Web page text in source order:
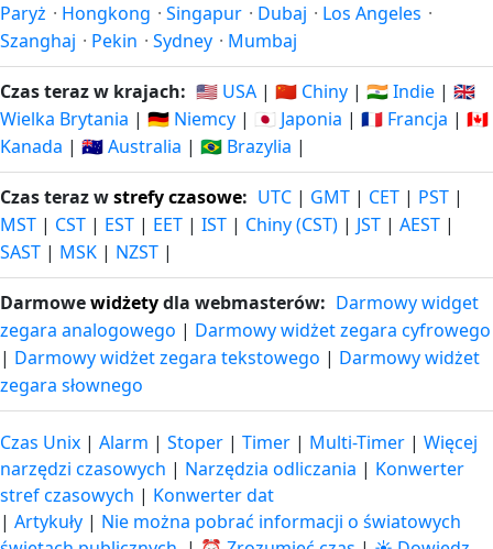
Paryż · Hongkong · Singapur · Dubaj · Los Angeles ·
Szanghaj · Pekin · Sydney · Mumbaj
Czas teraz w krajach: 🇺🇸 USA | 🇨🇳 Chiny | 🇮🇳 Indie | 🇬🇧
Wielka Brytania | 🇩🇪 Niemcy | 🇯🇵 Japonia | 🇫🇷 Francja | 🇨🇦
Kanada | 🇦🇺 Australia | 🇧🇷 Brazylia |
Czas teraz wstrefy czasowe: UTC | GMT | CET | PST |
MST | CST | EST | EET | IST | Chiny (CST) | JST | AEST |
SAST | MSK | NZST |
Darmowewidżetydla webmasterów: Darmowy widget
zegara analogowego | Darmowy widżet zegara cyfrowego
| Darmowy widżet zegara tekstowego | Darmowy widżet
zegara słownego
Czas Unix | Alarm | Stoper | Timer | Multi-Timer | Więcej
narzędzi czasowych | Narzędzia odliczania | Konwerter
stref czasowych | Konwerter dat
| Artykuły | Nie można pobrać informacji o światowych